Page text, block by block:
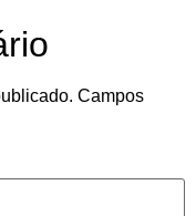
Campos